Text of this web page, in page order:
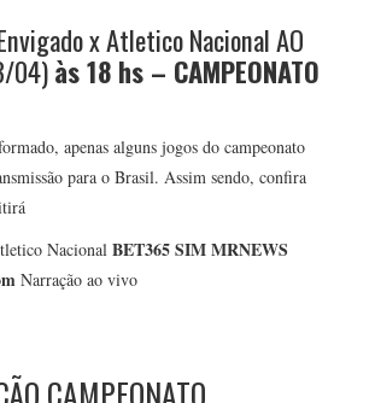
x Atletico Nacional AO
04)às 18 hs – CAMPEONATO
apenas alguns jogos do campeonato
para o Brasil. Assim sendo, confira
NacionalBET365 SIM MRNEWS
Narração ao vivo
CAMPEONATO